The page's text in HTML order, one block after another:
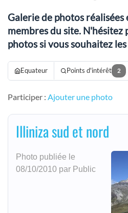
Galerie de photos réalisées
membres du site. N'hésitez
photos si vous souhaitez
Equateur Points d'intérêt 2
Participer : Ajouter une photo
Illiniza sud et nord
Photo publiée le
08/10/2010 par Public